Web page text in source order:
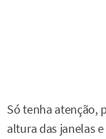
Só tenha atenção,
altura das janelas